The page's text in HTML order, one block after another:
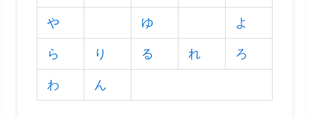
や ゆ よ
ら り る れ ろ
わ ん